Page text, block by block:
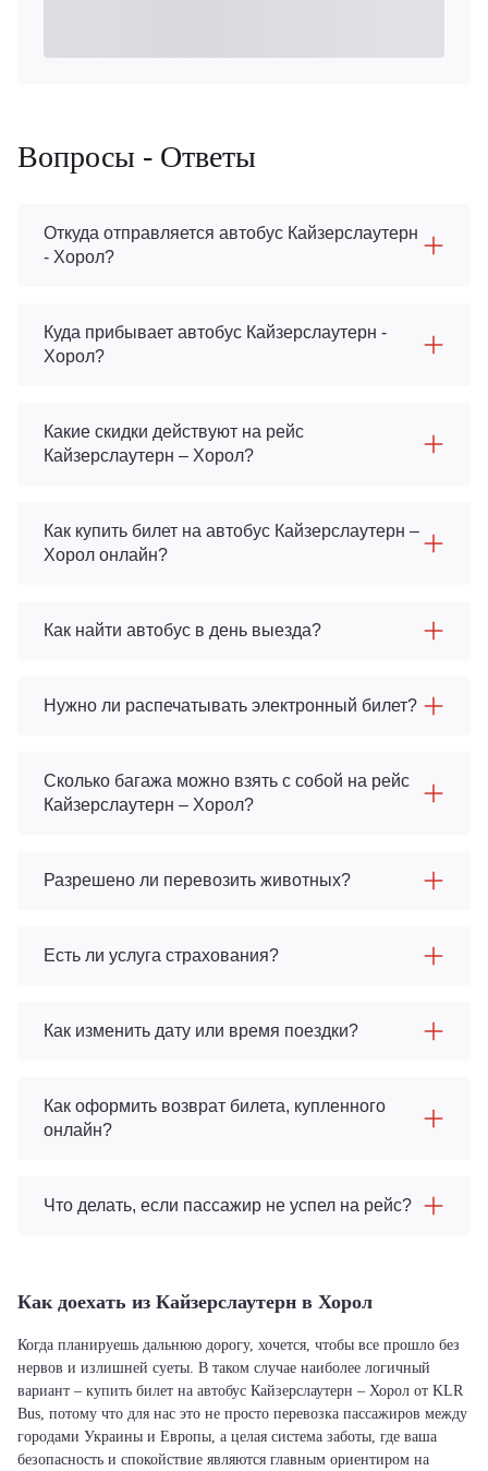
Вопросы - Ответы
Откуда отправляется автобус Кайзерслаутерн
- Хорол?
Куда прибывает автобус Кайзерслаутерн -
Хорол?
Какие скидки действуют на рейс
Кайзерслаутерн – Хорол?
Как купить билет на автобус Кайзерслаутерн –
Хорол онлайн?
Как найти автобус в день выезда?
Нужно ли распечатывать электронный билет?
Сколько багажа можно взять с собой на рейс
Кайзерслаутерн – Хорол?
Разрешено ли перевозить животных?
Есть ли услуга страхования?
Как изменить дату или время поездки?
Как оформить возврат билета, купленного
онлайн?
Что делать, если пассажир не успел на рейс?
Как доехать из Кайзерслаутерн в Хорол
Когда планируешь дальнюю дорогу, хочется, чтобы все прошло без
нервов и излишней суеты. В таком случае наиболее логичный
вариант – купить билет на автобус Кайзерслаутерн – Хорол от KLR
Bus, потому что для нас это не просто перевозка пассажиров между
городами Украины и Европы, а целая система заботы, где ваша
безопасность и спокойствие являются главным ориентиром на